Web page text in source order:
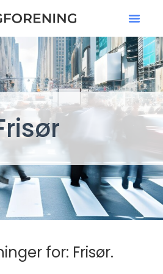
for: Frisør.